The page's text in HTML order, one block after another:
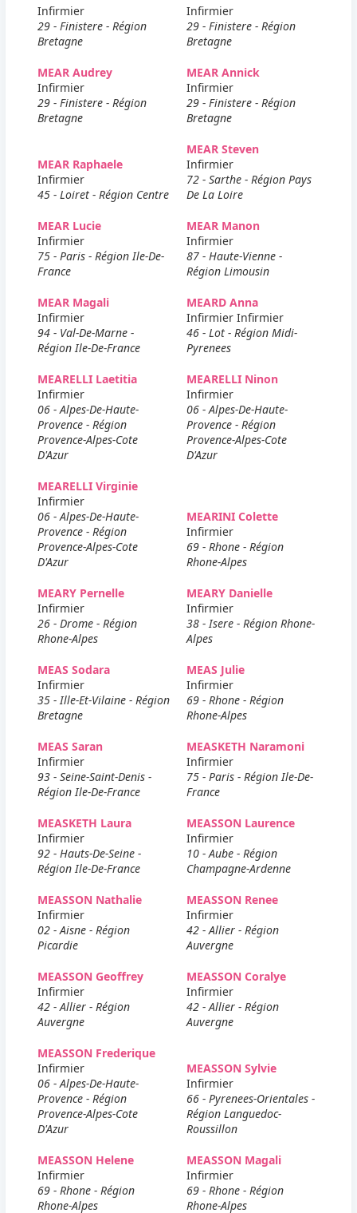
Infirmier
29 - Finistere - Région
Bretagne
Infirmier
29 - Finistere - Région
Bretagne
MEAR Audrey
Infirmier
29 - Finistere - Région
Bretagne
MEAR Annick
Infirmier
29 - Finistere - Région
Bretagne
MEAR Raphaele
Infirmier
45 - Loiret - Région Centre
MEAR Steven
Infirmier
72 - Sarthe - Région Pays
De La Loire
MEAR Lucie
Infirmier
75 - Paris - Région Ile-De-
France
MEAR Manon
Infirmier
87 - Haute-Vienne -
Région Limousin
MEAR Magali
Infirmier
94 - Val-De-Marne -
Région Ile-De-France
MEARD Anna
Infirmier Infirmier
46 - Lot - Région Midi-
Pyrenees
MEARELLI Laetitia
Infirmier
06 - Alpes-De-Haute-
Provence - Région
Provence-Alpes-Cote
D'Azur
MEARELLI Ninon
Infirmier
06 - Alpes-De-Haute-
Provence - Région
Provence-Alpes-Cote
D'Azur
MEARELLI Virginie
Infirmier
06 - Alpes-De-Haute-
Provence - Région
Provence-Alpes-Cote
D'Azur
MEARINI Colette
Infirmier
69 - Rhone - Région
Rhone-Alpes
MEARY Pernelle
Infirmier
26 - Drome - Région
Rhone-Alpes
MEARY Danielle
Infirmier
38 - Isere - Région Rhone-
Alpes
MEAS Sodara
Infirmier
35 - Ille-Et-Vilaine - Région
Bretagne
MEAS Julie
Infirmier
69 - Rhone - Région
Rhone-Alpes
MEAS Saran
Infirmier
93 - Seine-Saint-Denis -
Région Ile-De-France
MEASKETH Naramoni
Infirmier
75 - Paris - Région Ile-De-
France
MEASKETH Laura
Infirmier
92 - Hauts-De-Seine -
Région Ile-De-France
MEASSON Laurence
Infirmier
10 - Aube - Région
Champagne-Ardenne
MEASSON Nathalie
Infirmier
02 - Aisne - Région
Picardie
MEASSON Renee
Infirmier
42 - Allier - Région
Auvergne
MEASSON Geoffrey
Infirmier
42 - Allier - Région
Auvergne
MEASSON Coralye
Infirmier
42 - Allier - Région
Auvergne
MEASSON Frederique
Infirmier
06 - Alpes-De-Haute-
Provence - Région
Provence-Alpes-Cote
D'Azur
MEASSON Sylvie
Infirmier
66 - Pyrenees-Orientales -
Région Languedoc-
Roussillon
MEASSON Helene
Infirmier
69 - Rhone - Région
Rhone-Alpes
MEASSON Magali
Infirmier
69 - Rhone - Région
Rhone-Alpes